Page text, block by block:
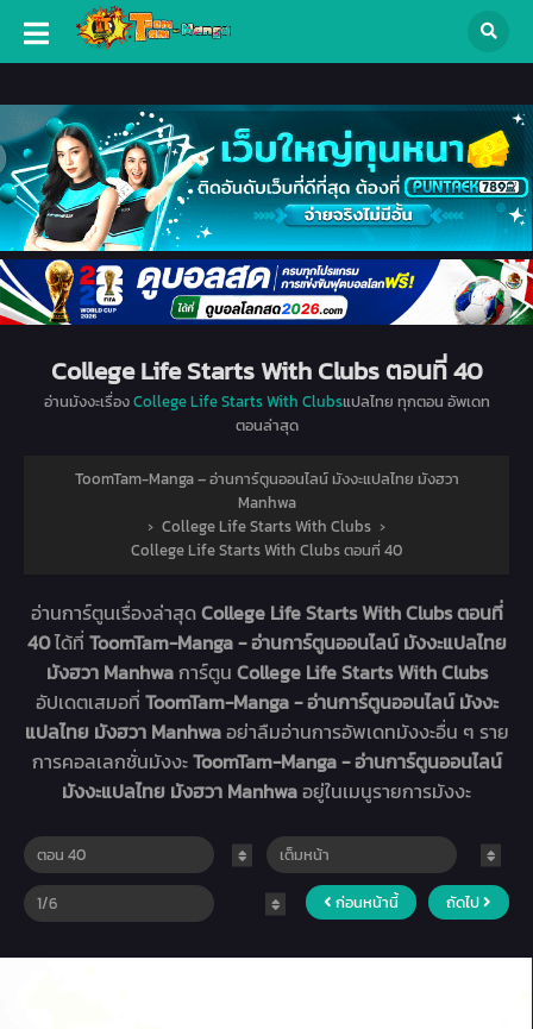
College Life Starts With Clubs ตอนที่ 40
อ่านมังงะเรื่องCollege Life Starts With Clubsแปลไทย ทุกตอน อัพเดท
ตอนล่าสุด
ToomTam-Manga – อ่านการ์ตูนออนไลน์ มังงะแปลไทย มังฮวา
Manhwa
› College Life Starts With Clubs ›
College Life Starts With Clubs ตอนที่ 40
อ่านการ์ตูนเรื่องล่าสุดCollege Life Starts With Clubs ตอนที่
40ได้ที่ ToomTam-Manga - อ่านการ์ตูนออนไลน์ มังงะแปลไทย
มังฮวา Manhwaการ์ตูน College Life Starts With Clubs
อัปเดตเสมอที่ ToomTam-Manga - อ่านการ์ตูนออนไลน์ มังงะ
แปลไทย มังฮวา Manhwaอย่าลืมอ่านการอัพเดทมังงะอื่น ๆ ราย
การคอลเลกชั่นมังงะToomTam-Manga - อ่านการ์ตูนออนไลน์
มังงะแปลไทย มังฮวา Manhwaอยู่ในเมนูรายการมังงะ
ก่อนหน้านี้ ถัดไป